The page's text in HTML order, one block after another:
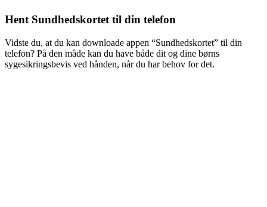
Hent Sundhedskortet til din telefon
Vidste du, at du kan downloade appen “Sundhedskortet” til din
telefon? På den måde kan du have både dit og dine børns
sygesikringsbevis ved hånden, når du har behov for det.